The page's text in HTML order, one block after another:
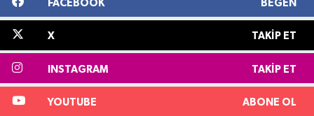
FACEBOOK BEĞEN
X TAKIP ET
INSTAGRAM TAKIP ET
YOUTUBE ABONE OL